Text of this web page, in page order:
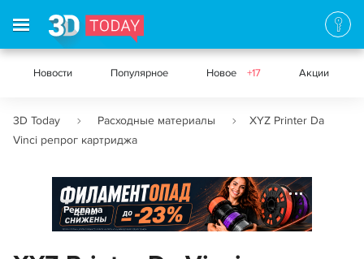
Новости Популярное Новое +17 Акции
3D Today Расходные материалы
XYZ Printer Da
Vinci репрог картриджа
Реклама